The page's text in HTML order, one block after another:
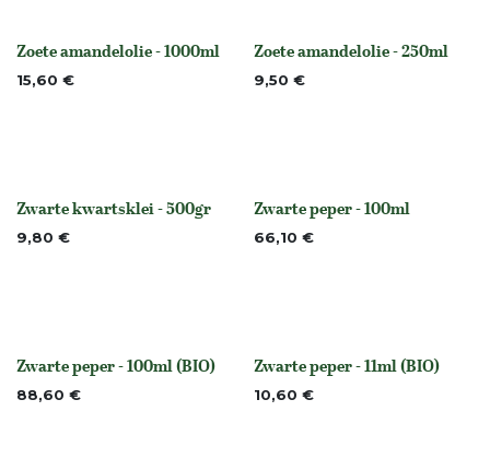
None
Zoete amandelolie - 1000ml
15,60 € None
Zoete amandelolie - 250ml
9,50 €
None
Zwarte kwartsklei - 500gr
9,80 € None
Zwarte peper - 100ml
66,10 €
None
Zwarte peper - 100ml (BIO)
88,60 € None
Zwarte peper - 11ml (BIO)
10,60 €